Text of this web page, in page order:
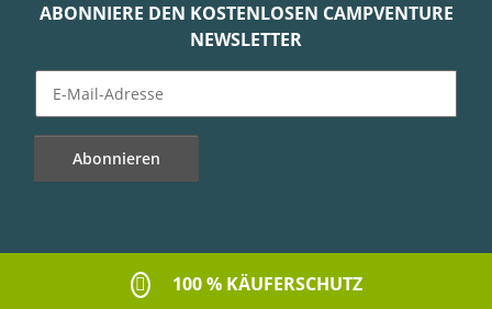
ABONNIERE DEN KOSTENLOSEN CAMPVENTURE
NEWSLETTER
Abonnieren
100 % KÄUFERSCHUTZ